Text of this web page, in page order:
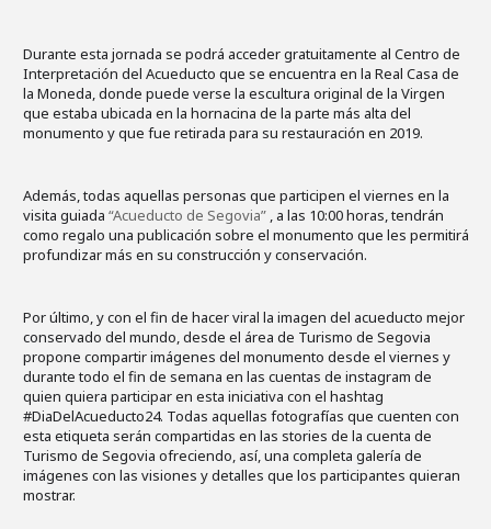
Durante esta jornada se podrá acceder gratuitamente al Centro de
Interpretación del Acueducto que se encuentra en la Real Casa de
la Moneda, donde puede verse la escultura original de la Virgen
que estaba ubicada en la hornacina de la parte más alta del
monumento y que fue retirada para su restauración en 2019.
Además, todas aquellas personas que participen el viernes en la
visita guiada “Acueducto de Segovia” , a las 10:00 horas, tendrán
como regalo una publicación sobre el monumento que les permitirá
profundizar más en su construcción y conservación.
Por último, y con el fin de hacer viral la imagen del acueducto mejor
conservado del mundo, desde el área de Turismo de Segovia
propone compartir imágenes del monumento desde el viernes y
durante todo el fin de semana en las cuentas de instagram de
quien quiera participar en esta iniciativa con el hashtag
#DiaDelAcueducto24. Todas aquellas fotografías que cuenten con
esta etiqueta serán compartidas en las stories de la cuenta de
Turismo de Segovia ofreciendo, así, una completa galería de
imágenes con las visiones y detalles que los participantes quieran
mostrar.